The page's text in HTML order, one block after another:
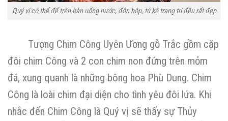
Quý vị có thể để trên bàn uống nước, đôn hộp, tủ kệ trang trí đều rất đẹp
Tượng Chim Công Uyên Ương gỗ Trắc gồm cặp
đôi chim Công và 2 con chim non đứng trên mỏm
đá, xung quanh là những bông hoa Phù Dung. Chim
Công là loài chim đại diện cho tình yêu đôi lứa. Khi
nhắc đến Chim Công là Quý vị sẽ thấy sự Thủy